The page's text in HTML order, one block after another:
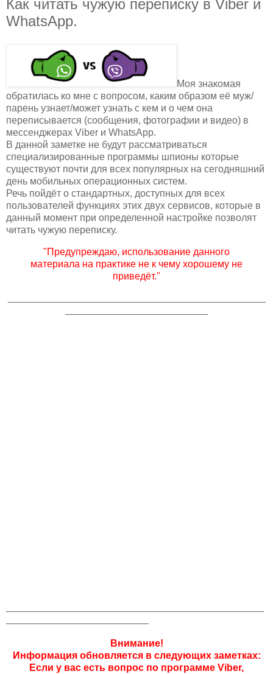
Как читать чужую переписку в Viber и
WhatsApp.
Моя знакомая
обратилась ко мне с вопросом, каким образом её муж/
парень узнает/может узнать с кем и о чем она
переписывается (сообщения, фотографии и видео) в
мессенджерах Viber и WhatsApp.
В данной заметке не будут рассматриваться
специализированные программы шпионы которые
существуют почти для всех популярных на сегодняшний
день мобильных операционных систем.
Речь пойдёт о стандартных, доступных для всех
пользователей функциях этих двух сервисов, которые в
данный момент при определенной настройке позволят
читать чужую переписку.
"Предупреждаю, использование данного
материала на практике не к чему хорошему не
приведёт."
Внимание!
Информация обновляется в следующих заметках:
Если у вас есть вопрос по программе Viber,